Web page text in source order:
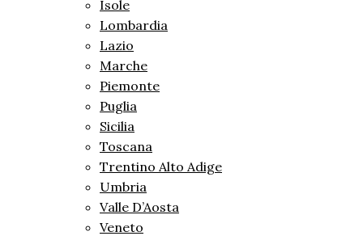
Isole
Lombardia
Lazio
Marche
Piemonte
Puglia
Sicilia
Toscana
Trentino Alto Adige
Umbria
Valle D’Aosta
Veneto